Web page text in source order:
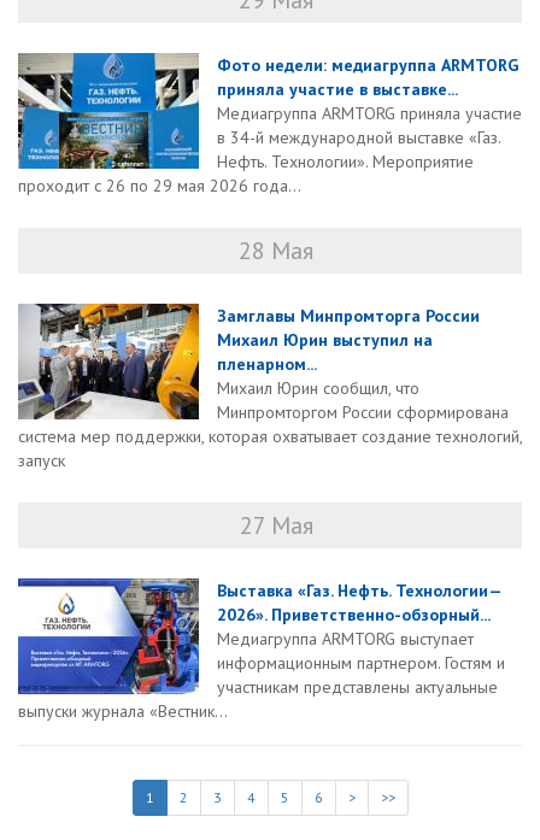
Фото недели: медиагруппа ARMTORG
приняла участие в выставке...
Медиагруппа ARMTORG приняла участие
в 34-й международной выставке «Газ.
Нефть. Технологии». Мероприятие
проходит с 26 по 29 мая 2026 года...
28 Мая
Замглавы Минпромторга России
Михаил Юрин выступил на
пленарном...
Михаил Юрин сообщил, что
Минпромторгом России сформирована
система мер поддержки, которая охватывает создание технологий,
запуск
27 Мая
Выставка «Газ. Нефть. Технологии—
2026». Приветственно-обзорный...
Медиагруппа ARMTORG выступает
информационным партнером. Гостям и
участникам представлены актуальные
выпуски журнала «Вестник...
1 2 3 4 5 6 > >>